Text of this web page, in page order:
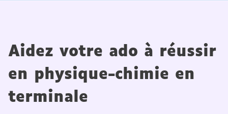
Aidez votre ado à réussir
en physique-chimie en
terminale